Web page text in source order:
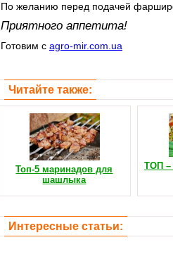
По желанию перед подачей
Приятного аппетита!
Готовим с agro-mir.com.ua
Читайте также:
Топ-5 маринадов для
шашлыка
ТОП –
Интересные статьи: